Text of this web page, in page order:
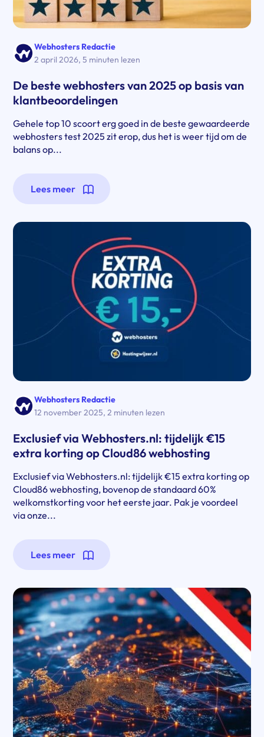
Webhosters Redactie
2 april 2026,5 minuten lezen
De beste webhosters van 2025 op basis van
klantbeoordelingen
Gehele top 10 scoort erg goed in de beste gewaardeerde
webhosters test 2025 zit erop, dus het is weer tijd om de
balans op...
Lees meer
Webhosters Redactie
12 november 2025,2 minuten lezen
Exclusief via Webhosters.nl: tijdelijk €15
extra korting op Cloud86 webhosting
Exclusief via Webhosters.nl: tijdelijk €15 extra korting op
Cloud86 webhosting, bovenop de standaard 60%
welkomstkorting voor het eerste jaar. Pak je voordeel
via onze...
Lees meer